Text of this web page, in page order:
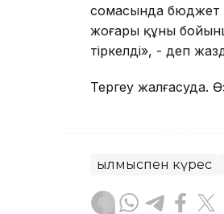
сомасында бюджет
жоғары құны
тіркелді», - деп
Тергеу жалғасуда.
Қылмыспен күрес